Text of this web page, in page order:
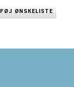
ØNSKELISTE